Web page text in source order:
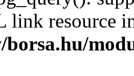
link resource